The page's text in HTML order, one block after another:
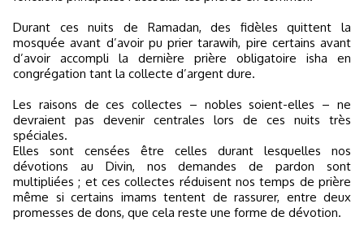
Durant ces nuits de Ramadan, des fidèles quittent la
mosquée avant d’avoir pu prier tarawih, pire certains avant
d’avoir accompli la dernière prière obligatoire isha en
congrégation tant la collecte d’argent dure.
Les raisons de ces collectes – nobles soient-elles – ne
devraient pas devenir centrales lors de ces nuits très
spéciales.
Elles sont censées être celles durant lesquelles nos
dévotions au Divin, nos demandes de pardon sont
multipliées ; et ces collectes réduisent nos temps de prière
même si certains imams tentent de rassurer, entre deux
promesses de dons, que cela reste une forme de dévotion.